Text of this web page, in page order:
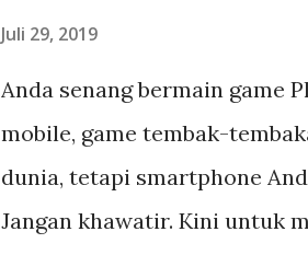
Pencekalan ini diceritakan
curang di Reddit. Ia
karena menggunakan hack.
muncul pada game yang
Tolong berhenti," Pemain
Juli 29, 2019
Anda senang bermain game
mobile, game tembak-
dunia, tetapi smartphone
Jangan khawatir. Kini untuk